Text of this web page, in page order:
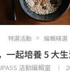
特選活動 編輯精選
一起培養 5 大生
活動編輯室